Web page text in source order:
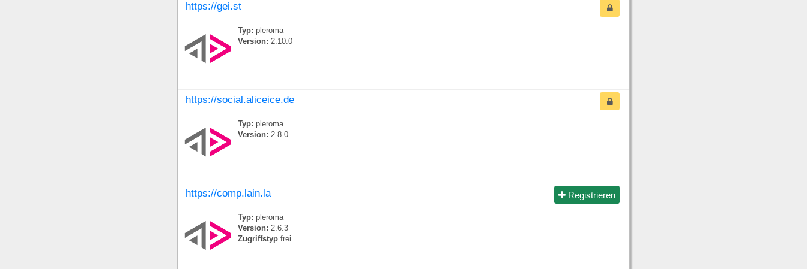
https://gei.st
Typ: pleroma
Version: 2.10.0
https://social.aliceice.de
Typ: pleroma
Version: 2.8.0
Registrieren
https://comp.lain.la
Typ: pleroma
Version: 2.6.3
Zugriffstyp frei